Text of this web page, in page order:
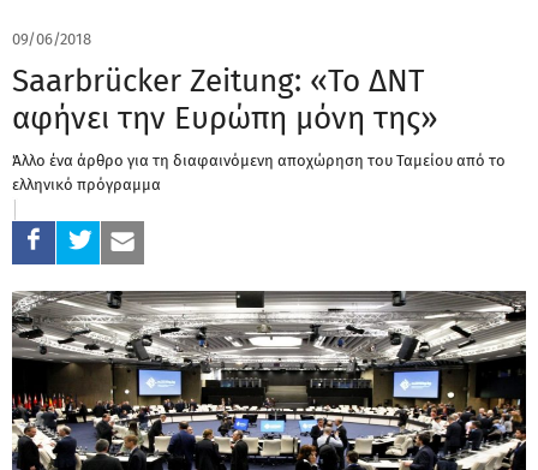
09/06/2018
Saarbrücker Zeitung: «Το ΔΝΤ
αφήνει την Ευρώπη μόνη της»
Άλλο ένα άρθρο για τη διαφαινόμενη αποχώρηση του Ταμείου από το
ελληνικό πρόγραμμα